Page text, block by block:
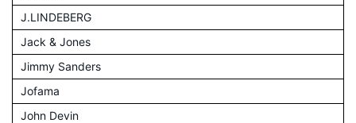
J.LINDEBERG
Jack & Jones
Jimmy Sanders
Jofama
John Devin